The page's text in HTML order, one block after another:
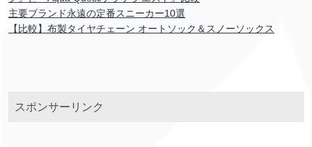
主要ブランド永遠の定番スニーカー10選
【比較】布製タイヤチェーン オートソック＆スノーソックス
スポンサーリンク